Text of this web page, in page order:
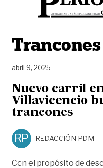
Trancones
abril 9, 2025
Nuevo carril
Villavicencio
trancones
RP REDACCIÓN PDM
Con el propósito de